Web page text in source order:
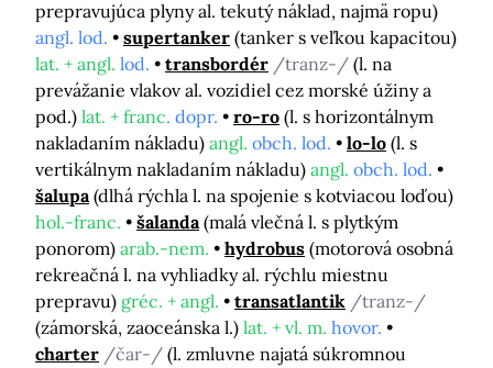
prepravujúca plyny al. tekutý náklad, najmä ropu)
angl. lod.
supertanker (tanker s veľkou kapacitou)
lat. + angl. lod. transbordér /tranz-/ (l. na
prevážanie vlakov al. vozidiel cez morské úžiny a
pod.) lat. + franc. dopr. ro-ro (l. s horizontálnym
nakladaním nákladu) angl. obch. lod. lo-lo (l. s
vertikálnym nakladaním nákladu) angl. obch. lod.
šalupa (dlhá rýchla l. na spojenie s kotviacou loďou)
hol.-franc.
šalanda (malá vlečná l. s plytkým
ponorom) arab.-nem. hydrobus (motorová osobná
rekreačná l. na vyhliadky al. rýchlu miestnu
prepravu) gréc. + angl. transatlantik /tranz-/
(zámorská, zaoceánska l.) lat. + vl. m. hovor.
charter /čar-/ (l. zmluvne najatá súkromnou